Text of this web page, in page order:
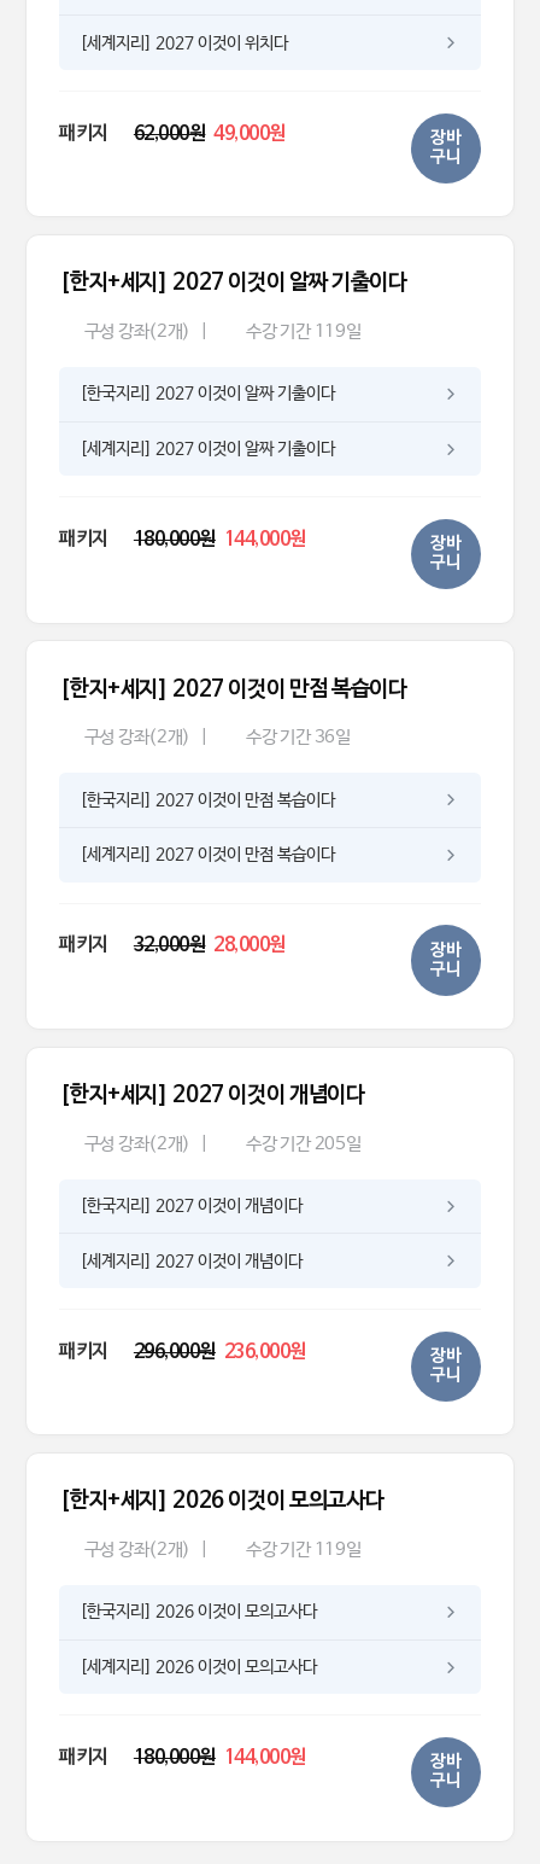
[세계지리] 2027 이것이 위치다
패키지 62,000원 49,000원
장바
구니
[한지+세지] 2027 이것이 알짜 기출이다
구성 강좌(2개) 수강 기간 119일
[한국지리] 2027 이것이 알짜 기출이다
[세계지리] 2027 이것이 알짜 기출이다
패키지 180,000원 144,000원
장바
구니
[한지+세지] 2027 이것이 만점 복습이다
구성 강좌(2개) 수강 기간 36일
[한국지리] 2027 이것이 만점 복습이다
[세계지리] 2027 이것이 만점 복습이다
패키지 32,000원 28,000원
장바
구니
[한지+세지] 2027 이것이 개념이다
구성 강좌(2개) 수강 기간 205일
[한국지리] 2027 이것이 개념이다
[세계지리] 2027 이것이 개념이다
패키지 296,000원 236,000원
장바
구니
[한지+세지] 2026 이것이 모의고사다
구성 강좌(2개) 수강 기간 119일
[한국지리] 2026 이것이 모의고사다
[세계지리] 2026 이것이 모의고사다
패키지 180,000원 144,000원
장바
구니